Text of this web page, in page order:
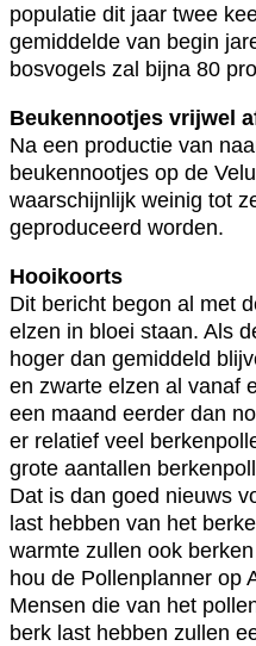
populatie dit jaar twee
gemiddelde van begin
bosvogels zal bijna 80
Beukennootjes vrijwel
Na een productie van
beukennootjes op de
waarschijnlijk weinig tot
geproduceerd worden.
Hooikoorts
Dit bericht begon al met
elzen in bloei staan. Als
hoger dan gemiddeld
en zwarte elzen al vanaf
een maand eerder dan
er relatief veel
grote aantallen
Dat is dan goed nieuws
last hebben van het
warmte zullen ook
hou de Pollenplanner op
Mensen die van het
berk last hebben zullen